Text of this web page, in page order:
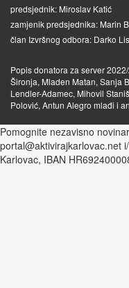
predsjednik: Miroslav Katić
zamjenik predsjednika: Marin
član Izvršnog odbora: Darko
Popis donatora za server
Šironja, Mladen Matan, Sanja
Lendler-Adamec, Mihovil
Polović, Antun Alegro mlađi i
Pomognite nezavisno
portal@aktivirajkarlovac.net
Karlovac, IBAN